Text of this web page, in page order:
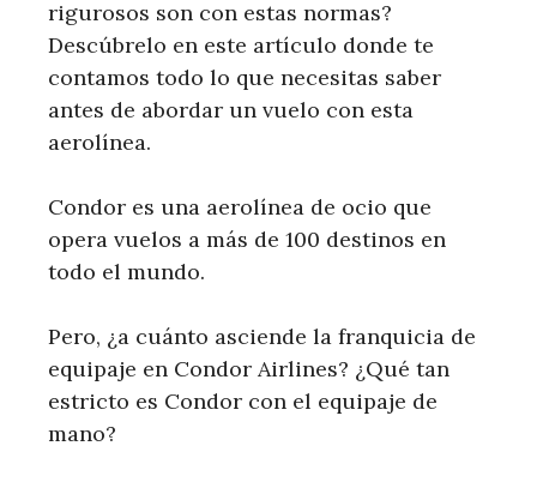
rigurosos son con estas normas?
Descúbrelo en este artículo donde te
contamos todo lo que necesitas saber
antes de abordar un vuelo con esta
aerolínea.
Condor es una aerolínea de ocio que
opera vuelos a más de 100 destinos en
todo el mundo.
Pero, ¿a cuánto asciende la franquicia de
equipaje en Condor Airlines? ¿Qué tan
estricto es Condor con el equipaje de
mano?